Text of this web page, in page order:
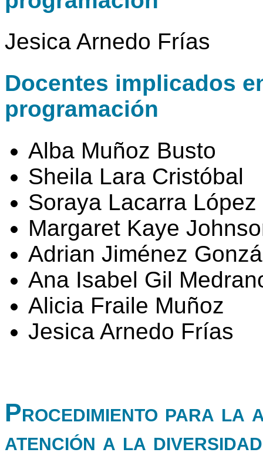
Jesica Arnedo Frías
Docentes implicados
programación
Alba Muñoz Busto
Sheila Lara Cristóbal
Soraya Lacarra López
Margaret Kaye
Adrian Jiménez
Ana Isabel Gil
Alicia Fraile Muñoz
Jesica Arnedo Frías
Procedimiento para la
atención a la diversidad